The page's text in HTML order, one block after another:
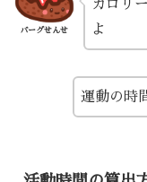
バーグせんせ
カロリ
よ
運動の時